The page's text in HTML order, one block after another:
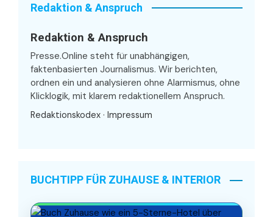
Redaktion & Anspruch
Redaktion & Anspruch
Presse.Online steht für unabhängigen,
faktenbasierten Journalismus. Wir berichten,
ordnen ein und analysieren ohne Alarmismus, ohne
Klicklogik, mit klarem redaktionellem Anspruch.
Redaktionskodex · Impressum
BUCHTIPP FÜR ZUHAUSE & INTERIOR